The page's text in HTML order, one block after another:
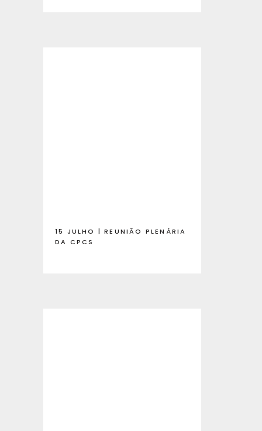
15 JULHO | REUNIÃO PLENÁRIA
DA CPCS